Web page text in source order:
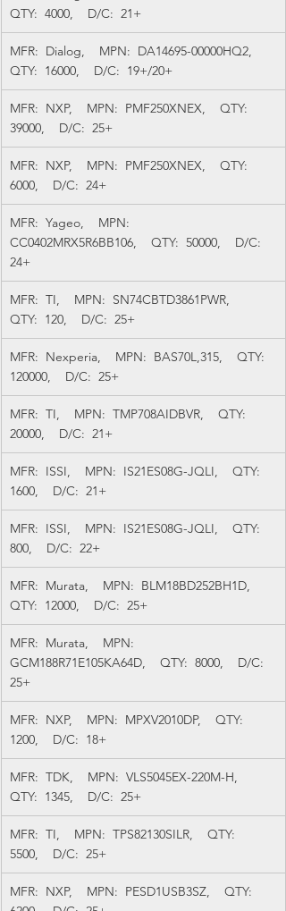
QTY:  4000,    D/C:  21+
MFR:  Dialog,    MPN:  DA14695-00000HQ2,
QTY:  16000,    D/C:  19+/20+
MFR:  NXP,    MPN:  PMF250XNEX,    QTY:
39000,    D/C:  25+
MFR:  NXP,    MPN:  PMF250XNEX,    QTY:
6000,    D/C:  24+
MFR:  Yageo,    MPN:
CC0402MRX5R6BB106,    QTY:  50000,    D/C:
24+
MFR:  TI,    MPN:  SN74CBTD3861PWR,
QTY:  120,    D/C:  25+
MFR:  Nexperia,    MPN:  BAS70L,315,    QTY:
120000,    D/C:  25+
MFR:  TI,    MPN:  TMP708AIDBVR,    QTY:
20000,    D/C:  21+
MFR:  ISSI,    MPN:  IS21ES08G-JQLI,    QTY:
1600,    D/C:  21+
MFR:  ISSI,    MPN:  IS21ES08G-JQLI,    QTY:
800,    D/C:  22+
MFR:  Murata,    MPN:  BLM18BD252BH1D,
QTY:  12000,    D/C:  25+
MFR:  Murata,    MPN:
GCM188R71E105KA64D,    QTY:  8000,    D/C:
25+
MFR:  NXP,    MPN:  MPXV2010DP,    QTY:
1200,    D/C:  18+
MFR:  TDK,    MPN:  VLS5045EX-220M-H,
QTY:  1345,    D/C:  25+
MFR:  TI,    MPN:  TPS82130SILR,    QTY:
5500,    D/C:  25+
MFR:  NXP,    MPN:  PESD1USB3SZ,    QTY: